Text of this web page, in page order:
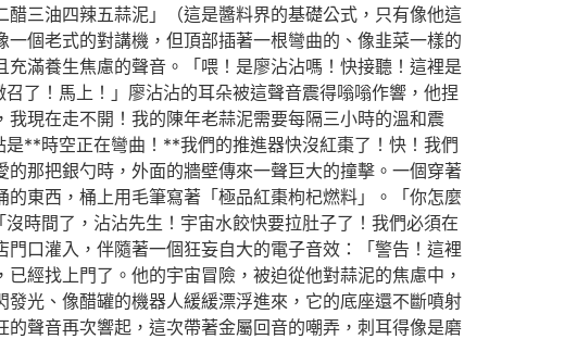
三油四辣五蒜泥」（這是醬料界的基礎公式，只有像他這
個老式的對講機，但頂部插著一根彎曲的、像韭菜一樣的
滿養生焦慮的聲音。「喂！是廖沾沾嗎！快接聽！這裡是
了！馬上！」廖沾沾的耳朵被這聲音震得嗡嗡作響，他捏
現在走不開！我的陳年老蒜泥需要每隔三小時的溫和震
**時空正在彎曲！**我們的推進器快沒紅棗了！快！我們
那把銀勺時，外面的牆壁傳來一聲巨大的撞擊。一個穿著
東西，桶上用毛筆寫著「極品紅棗枸杞燃料」。「你怎麼
時間了，沾沾先生！宇宙水餃快要拉肚子了！我們必須在
口灌入，伴隨著一個狂妄自大的電子音效：「警告！這裡
經找上門了。他的宇宙冒險，被迫從他對蒜泥的焦慮中，
光、像醋罐的機器人緩緩漂浮進來，它的底座還不斷噴射
聲音再次響起，這次帶著金屬回音的嘲弄，刺耳得像是磨